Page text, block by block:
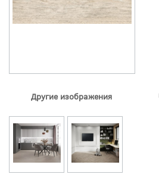
Другие изображения